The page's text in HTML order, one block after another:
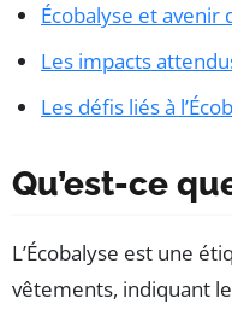
Écobalyse et avenir
Les impacts
Les défis liés à
Qu’est-ce
L’Écobalyse est une
vêtements, indiquant